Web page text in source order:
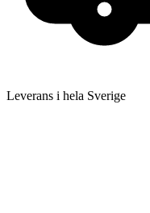
Leverans i hela Sverige